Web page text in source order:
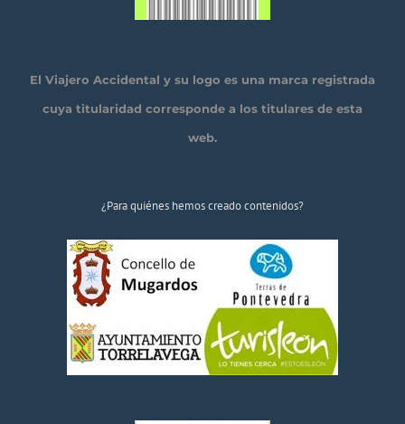
El Viajero Accidental y su logo es una marca registrada
cuya titularidad corresponde a los titulares de esta
web.
¿Para quiénes hemos creado contenidos?